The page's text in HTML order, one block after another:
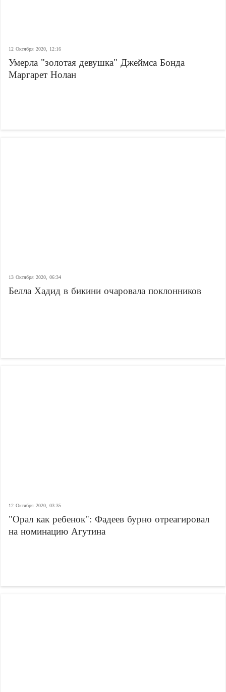
12 Октября 2020, 12:16
Умерла "золотая девушка" Джеймса Бонда
Маргарет Нолан
13 Октября 2020, 06:34
Белла Хадид в бикини очаровала поклонников
12 Октября 2020, 03:35
"Орал как ребенок": Фадеев бурно отреагировал
на номинацию Агутина